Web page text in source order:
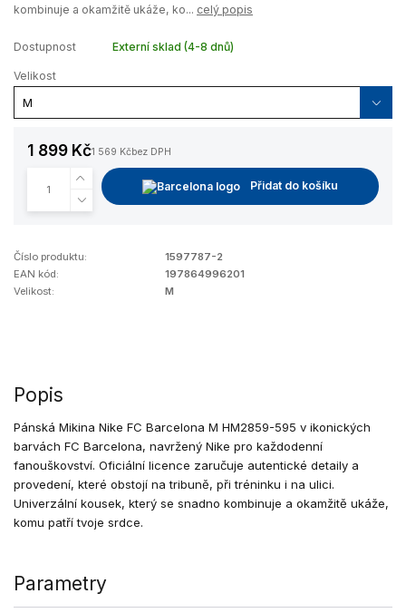
kombinuje a okamžitě ukáže, ko... celý popis
Dostupnost Externí sklad (4-8 dnů)
Velikost
1 899 Kč1 569 Kčbez DPH
Přidat do košíku
Číslo produktu:
1597787-2
EAN kód:
197864996201
Velikost:
M
Popis
Pánská Mikina Nike FC Barcelona M HM2859-595 v ikonických
barvách FC Barcelona, navržený Nike pro každodenní
fanouškovství. Oficiální licence zaručuje autentické detaily a
provedení, které obstojí na tribuně, při tréninku i na ulici.
Univerzální kousek, který se snadno kombinuje a okamžitě ukáže,
komu patří tvoje srdce.
Parametry